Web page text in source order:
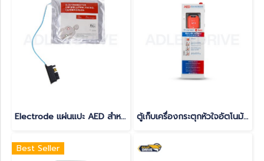
Electrode แผ่นแปะ AED สำหรับ Yuwell รุ่น HeartSave Y8 และ YA8 ไม่มี Feedback sensor ตู้เก็บเครื่องกระตุกหัวใจอัตโนมัติ AED มีสัญญาณไฟและเสียงแจ้งเตือน (แบบตั้งพื้น)
Best Seller